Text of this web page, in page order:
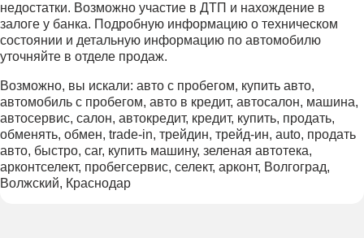
недостатки. Возможно участие в ДТП и нахождение в
залоге у банка. Подробную информацию о техническом
состоянии и детальную информацию по автомобилю
уточняйте в отделе продаж.
Возможно, вы искали: авто с пробегом, купить авто,
автомобиль с пробегом, авто в кредит, автосалон, машина,
автосервис, салон, автокредит, кредит, купить, продать,
обменять, обмен, trade-in, трейдин, трейд-ин, auto, продать
авто, быстро, car, купить машину, зеленая автотека,
арконтселект, пробегсервис, селект, арконт, Волгоград,
Волжский, Краснодар